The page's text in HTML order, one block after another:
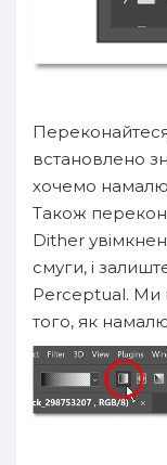
встановлено
хочемо
Також
Dither
смуги, і
Perceptual. Ми
того, як